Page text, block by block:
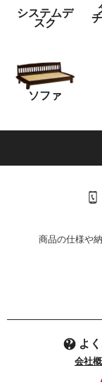
システムデ
スク
ソファ
商品の仕様や
よ
会社